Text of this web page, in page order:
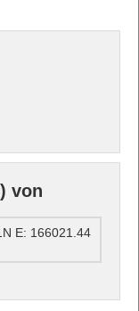
von
E: 166021.44